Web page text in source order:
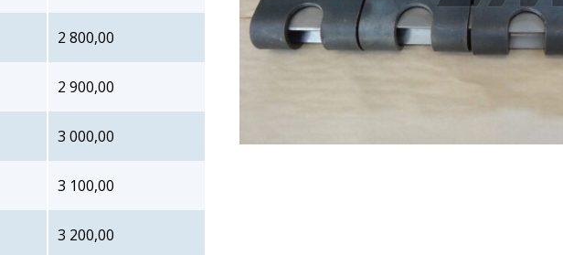
2 800,00
2 900,00
3 000,00
3 100,00
3 200,00